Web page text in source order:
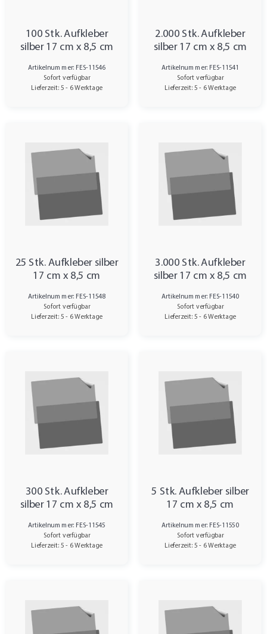
100 Stk. Aufkleber
silber 17 cm x 8,5 cm
Artikelnummer: FES-11546
Sofort verfügbar
Lieferzeit: 5 - 6 Werktage
2.000 Stk. Aufkleber
silber 17 cm x 8,5 cm
Artikelnummer: FES-11541
Sofort verfügbar
Lieferzeit: 5 - 6 Werktage
25 Stk. Aufkleber silber
17 cm x 8,5 cm
Artikelnummer: FES-11548
Sofort verfügbar
Lieferzeit: 5 - 6 Werktage
3.000 Stk. Aufkleber
silber 17 cm x 8,5 cm
Artikelnummer: FES-11540
Sofort verfügbar
Lieferzeit: 5 - 6 Werktage
300 Stk. Aufkleber
silber 17 cm x 8,5 cm
Artikelnummer: FES-11545
Sofort verfügbar
Lieferzeit: 5 - 6 Werktage
5 Stk. Aufkleber silber
17 cm x 8,5 cm
Artikelnummer: FES-11550
Sofort verfügbar
Lieferzeit: 5 - 6 Werktage